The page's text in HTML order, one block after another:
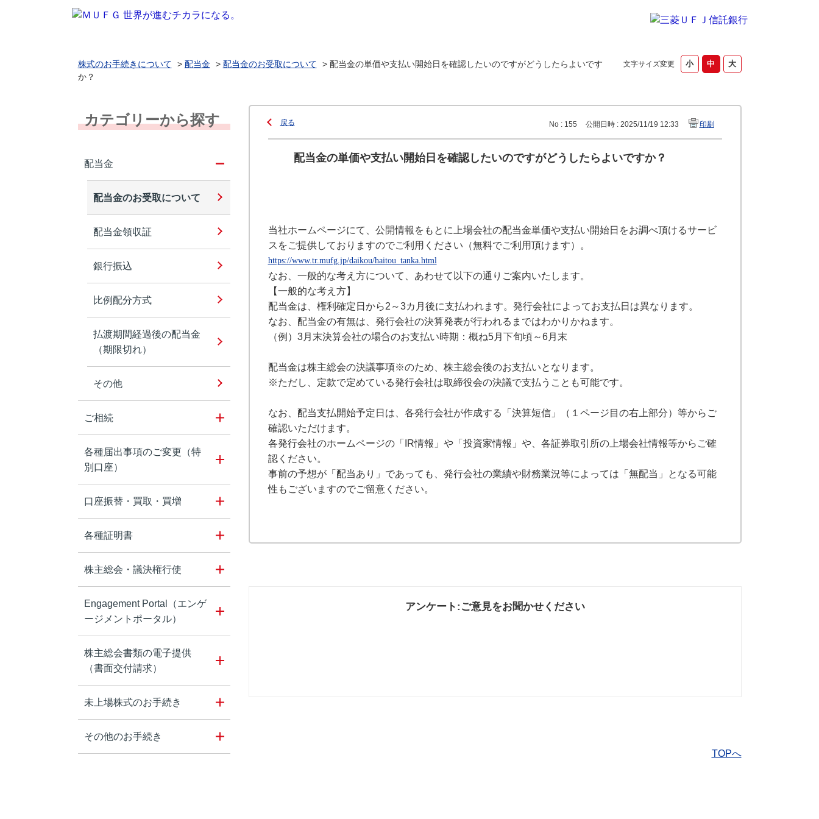
文字サイズ変更
株式のお手続きについて > 配当金 > 配当金のお受取について > 配当金の単価や支払い開始日を確認したいのですがどうしたらよいです
か？
カテゴリーから探す
配当金
配当金のお受取について
配当金領収証
銀行振込
比例配分方式
払渡期間経過後の配当金
（期限切れ）
その他
ご相続
各種届出事項のご変更（特
別口座）
口座振替・買取・買増
各種証明書
株主総会・議決権行使
Engagement Portal（エンゲ
ージメントポータル）
株主総会書類の電子提供
（書面交付請求）
未上場株式のお手続き
その他のお手続き
戻る No : 155 公開日時 : 2025/11/19 12:33 印刷
配当金の単価や支払い開始日を確認したいのですがどうしたらよいですか？
当社ホームページにて、公開情報をもとに上場会社の配当金単価や支払い開始日をお調べ頂けるサービ
スをご提供しておりますのでご利用ください（無料でご利用頂けます）。
https://www.tr.mufg.jp/daikou/haitou_tanka.html
なお、一般的な考え方について、あわせて以下の通りご案内いたします。
【一般的な考え方】
配当金は、権利確定日から2～3カ月後に支払われます。発行会社によってお支払日は異なります。
なお、配当金の有無は、発行会社の決算発表が行われるまではわかりかねます。
（例）3月末決算会社の場合のお支払い時期：概ね5月下旬頃～6月末
配当金は株主総会の決議事項※のため、株主総会後のお支払いとなります。
※ただし、定款で定めている発行会社は取締役会の決議で支払うことも可能です。
なお、配当支払開始予定日は、各発行会社が作成する「決算短信」（１ページ目の右上部分）等からご
確認いただけます。
各発行会社のホームページの「IR情報」や「投資家情報」や、各証券取引所の上場会社情報等からご確
認ください。
事前の予想が「配当あり」であっても、発行会社の業績や財務業況等によっては「無配当」となる可能
性もございますのでご留意ください。
アンケート:ご意見をお聞かせください
TOPへ